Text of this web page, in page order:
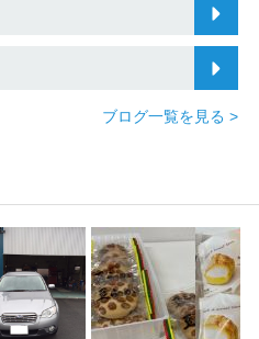
ブログ一覧を見る >